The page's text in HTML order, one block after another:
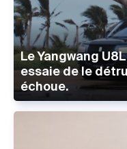
Le Yangwang
essaie de le
échoue.